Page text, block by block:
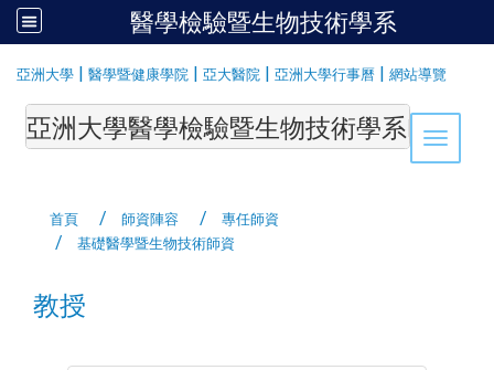
醫學檢驗暨生物技術學系
亞洲大學 | 醫學暨健康學院 | 亞大醫院 | 亞洲大學行事曆 | 網站導覽
Toggle
亞洲大學醫學檢驗暨生物技術學系
首頁 師資陣容
專任師資
基礎醫學暨生物技術師資
教授